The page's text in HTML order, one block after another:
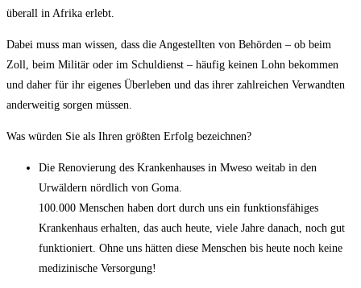
überall in Afrika erlebt.
Dabei muss man wissen, dass die Angestellten von Behörden – ob beim
Zoll, beim Militär oder im Schuldienst – häufig keinen Lohn bekommen
und daher für ihr eigenes Überleben und das ihrer zahlreichen Verwandten
anderweitig sorgen müssen.
Was würden Sie als Ihren größten Erfolg bezeichnen?
Die Renovierung des Krankenhauses in Mweso weitab in den
Urwäldern nördlich von Goma.
100.000 Menschen haben dort durch uns ein funktionsfähiges
Krankenhaus erhalten, das auch heute, viele Jahre danach, noch gut
funktioniert. Ohne uns hätten diese Menschen bis heute noch keine
medizinische Versorgung!